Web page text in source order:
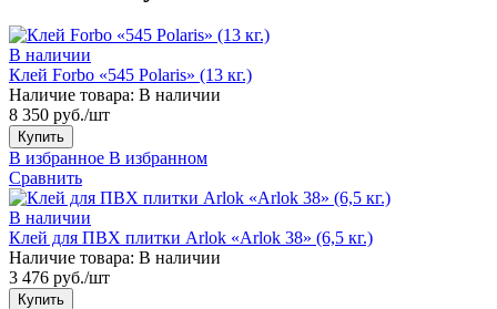
В наличии
Клей Forbo «545 Polaris» (13 кг.)
Наличие товара: В наличии
8 350 руб./шт
Купить
В избранное В избранном
Сравнить
В наличии
Клей для ПВХ плитки Arlok «Arlok 38» (6,5 кг.)
Наличие товара: В наличии
3 476 руб./шт
Купить